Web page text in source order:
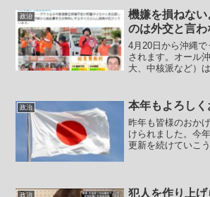
政治
機嫌を損ねな
のは外交と言わ
4月20日から沖縄
されます。オール
大、中核派など）
行っています。立
のように連合沖縄
政治 本年もよろし
昨年も皆様のおか
けられました。今
更新を続けていこ
議選、参議院選挙
政治 犯人を作り上